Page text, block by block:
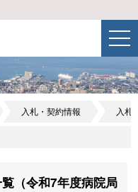
入札・契約情報 入札
（令和7年度病院局